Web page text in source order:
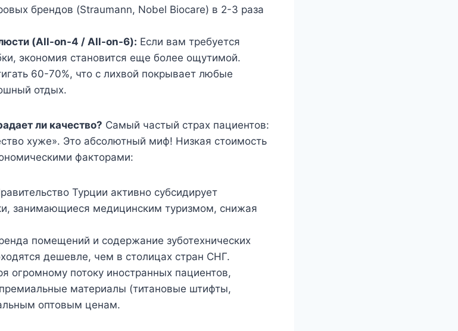
брендов (Straumann, Nobel Biocare) в 2-3 раза
(All-on-4 / All-on-6): Если вам требуется
экономия становится еще более ощутимой.
60-70%, что с лихвой покрывает любые
отдых.
ли качество? Самый частый страх пациентов:
хуже». Это абсолютный миф! Низкая стоимость
факторами:
Турции активно субсидирует
занимающиеся медицинским туризмом, снижая
помещений и содержание зуботехнических
дешевле, чем в столицах стран СНГ.
огромному потоку иностранных пациентов,
материалы (титановые штифты,
оптовым ценам.